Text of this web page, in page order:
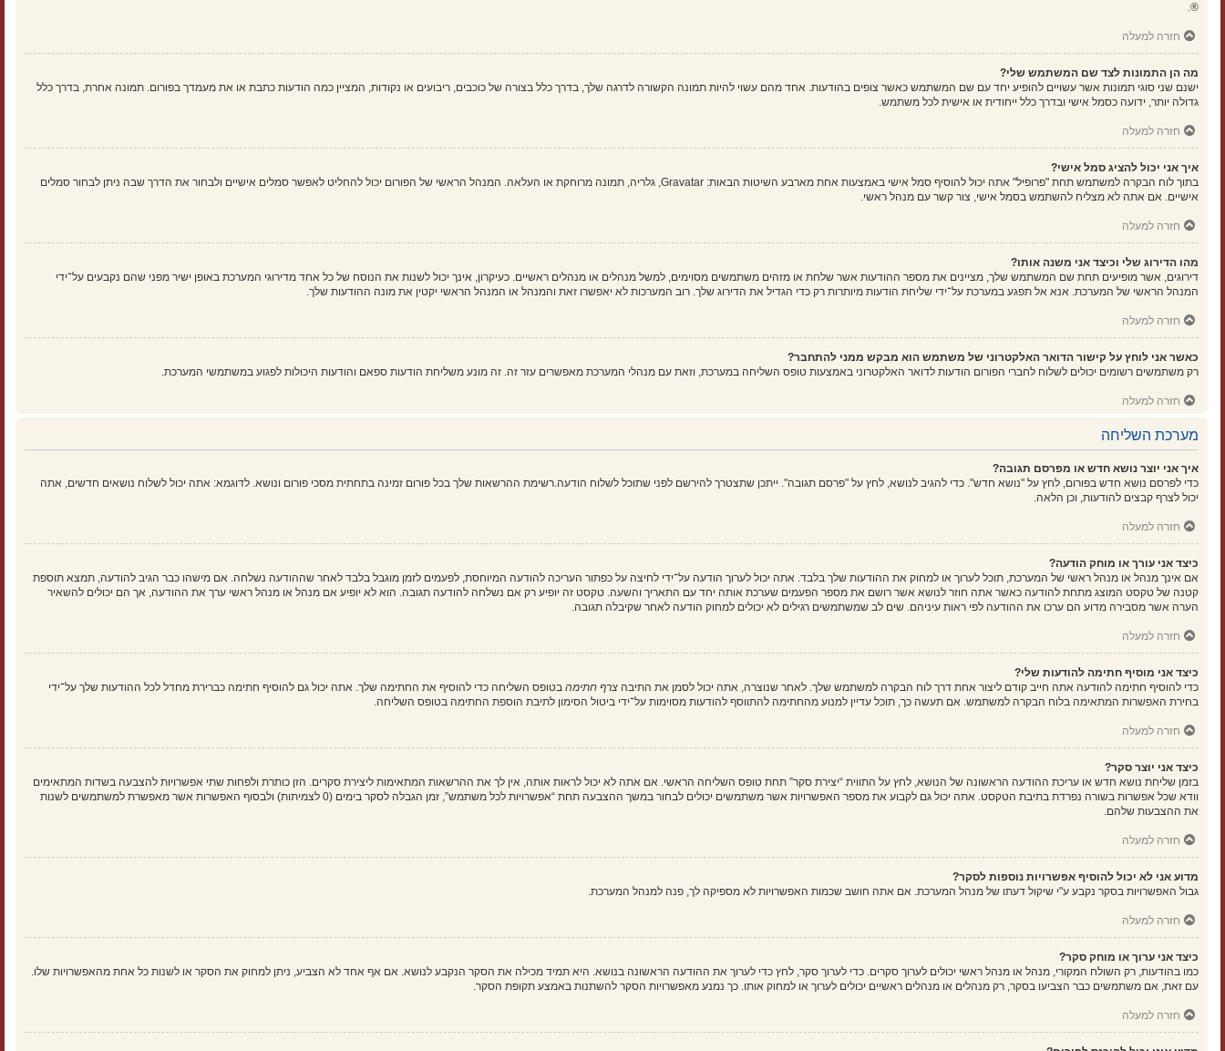
®.
חזרה למעלה
מה הן התמונות לצד שם המשתמש שלי?
ישנם שני סוגי תמונות אשר עשויים להופיע יחד עם שם המשתמש כאשר צופים בהודעות. אחד מהם עשוי להיות תמונה הקשורה לדרגה שלך, בדרך כלל בצורה של כוכבים, ריבועים או נקודות, המציין כמה הודעות כתבת או את מעמדך בפורום. תמונה אחרת, בדרך כלל
גדולה יותר, ידועה כסמל אישי ובדרך כלל ייחודית או אישית לכל משתמש.
חזרה למעלה
איך אני יכול להציג סמל אישי?
בתוך לוח הבקרה למשתמש תחת "פרופיל" אתה יכול להוסיף סמל אישי באמצעות אחת מארבע השיטות הבאות: Gravatar, גלריה, תמונה מרוחקת או העלאה. המנהל הראשי של הפורום יכול להחליט לאפשר סמלים אישיים ולבחור את הדרך שבה ניתן לבחור סמלים
אישיים. אם אתה לא מצליח להשתמש בסמל אישי, צור קשר עם מנהל ראשי.
חזרה למעלה
מהו הדירוג שלי וכיצד אני משנה אותו?
דירוגים, אשר מופיעים תחת שם המשתמש שלך, מציינים את מספר ההודעות אשר שלחת או מזהים משתמשים מסוימים, למשל מנהלים או מנהלים ראשיים. כעיקרון, אינך יכול לשנות את הנוסח של כל אחד מדירוגי המערכת באופן ישיר מפני שהם נקבעים על־ידי
המנהל הראשי של המערכת. אנא אל תפגע במערכת על־ידי שליחת הודעות מיותרות רק כדי הגדיל את הדירוג שלך. רוב המערכות לא יאפשרו זאת והמנהל או המנהל הראשי יקטין את מונה ההודעות שלך.
חזרה למעלה
כאשר אני לוחץ על קישור הדואר האלקטרוני של משתמש הוא מבקש ממני להתחבר?
רק משתמשים רשומים יכולים לשלוח לחברי הפורום הודעות לדואר האלקטרוני באמצעות טופס השליחה במערכת, וזאת עם מנהלי המערכת מאפשרים עזר זה. זה מונע משליחת הודעות ספאם והודעות היכולות לפגוע במשתמשי המערכת.
חזרה למעלה
מערכת השליחה
איך אני יוצר נושא חדש או מפרסם תגובה?
כדי לפרסם נושא חדש בפורום, לחץ על "נושא חדש". כדי להגיב לנושא, לחץ על "פרסם תגובה". ייתכן שתצטרך להירשם לפני שתוכל לשלוח הודעה.רשימת ההרשאות שלך בכל פורום זמינה בתחתית מסכי פורום ונושא. לדוגמא: אתה יכול לשלוח נושאים חדשים, אתה
יכול לצרף קבצים להודעות, וכן הלאה.
חזרה למעלה
כיצד אני עורך או מוחק הודעה?
אם אינך מנהל או מנהל ראשי של המערכת, תוכל לערוך או למחוק את ההודעות שלך בלבד. אתה יכול לערוך הודעה על־ידי לחיצה על כפתור העריכה להודעה המיוחסת, לפעמים לזמן מוגבל בלבד לאחר שההודעה נשלחה. אם מישהו כבר הגיב להודעה, תמצא תוספת
קטנה של טקסט המוצג מתחת להודעה כאשר אתה חוזר לנושא אשר רושם את מספר הפעמים שערכת אותה יחד עם התאריך והשעה. טקסט זה יופיע רק אם נשלחה להודעה תגובה. הוא לא יופיע אם מנהל או מנהל ראשי ערך את ההודעה, אך הם יכולים להשאיר
הערה אשר מסבירה מדוע הם ערכו את ההודעה לפי ראות עיניהם. שים לב שמשתמשים רגילים לא יכולים למחוק הודעה לאחר שקיבלה תגובה.
חזרה למעלה
כיצד אני מוסיף חתימה להודעות שלי?
כדי להוסיף חתימה להודעה אתה חייב קודם ליצור אחת דרך לוח הבקרה למשתמש שלך. לאחר שנוצרה, אתה יכול לסמן את התיבה צרף חתימה בטופס השליחה כדי להוסיף את החתימה שלך. אתה יכול גם להוסיף חתימה כברירת מחדל לכל ההודעות שלך על־ידי
בחירת האפשרות המתאימה בלוח הבקרה למשתמש. אם תעשה כך, תוכל עדיין למנוע מהחתימה להתווסף להודעות מסוימות על־ידי ביטול הסימון לתיבת הוספת החתימה בטופס השליחה.
חזרה למעלה
כיצד אני יוצר סקר?
בזמן שליחת נושא חדש או עריכת ההודעה הראשונה של הנושא, לחץ על התווית “יצירת סקר” תחת טופס השליחה הראשי. אם אתה לא יכול לראות אותה, אין לך את ההרשאות המתאימות ליצירת סקרים. הזן כותרת ולפחות שתי אפשרויות להצבעה בשדות המתאימים
וודא שכל אפשרות בשורה נפרדת בתיבת הטקסט. אתה יכול גם לקבוע את מספר האפשרויות אשר משתמשים יכולים לבחור במשך ההצבעה תחת “אפשרויות לכל משתמש”, זמן הגבלה לסקר בימים (0 לצמיתות) ולבסוף האפשרות אשר מאפשרת למשתמשים לשנות
את ההצבעות שלהם.
חזרה למעלה
מדוע אני לא יכול להוסיף אפשרויות נוספות לסקר?
גבול האפשרויות בסקר נקבע ע"י שיקול דעתו של מנהל המערכת. אם אתה חושב שכמות האפשרויות לא מספיקה לך, פנה למנהל המערכת.
חזרה למעלה
כיצד אני ערוך או מוחק סקר?
כמו בהודעות, רק השולח המקורי, מנהל או מנהל ראשי יכולים לערוך סקרים. כדי לערוך סקר, לחץ כדי לערוך את ההודעה הראשונה בנושא. היא תמיד מכילה את הסקר הנקבע לנושא. אם אף אחד לא הצביע, ניתן למחוק את הסקר או לשנות כל אחת מהאפשרויות שלו.
עם זאת, אם משתמשים כבר הצביעו בסקר, רק מנהלים או מנהלים ראשיים יכולים לערוך או למחוק אותו. כך נמנע מאפשרויות הסקר להשתנות באמצע תקופת הסקר.
חזרה למעלה